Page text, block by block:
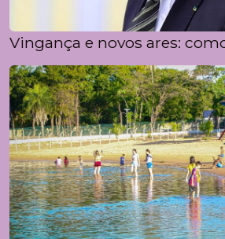
Vingança e novos ares: